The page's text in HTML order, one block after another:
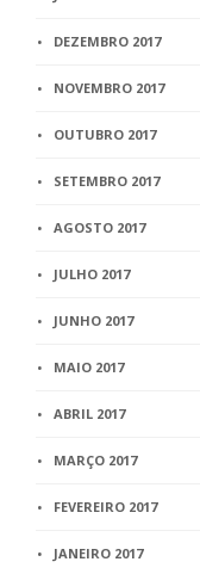
DEZEMBRO 2017
NOVEMBRO 2017
OUTUBRO 2017
SETEMBRO 2017
AGOSTO 2017
JULHO 2017
JUNHO 2017
MAIO 2017
ABRIL 2017
MARÇO 2017
FEVEREIRO 2017
JANEIRO 2017